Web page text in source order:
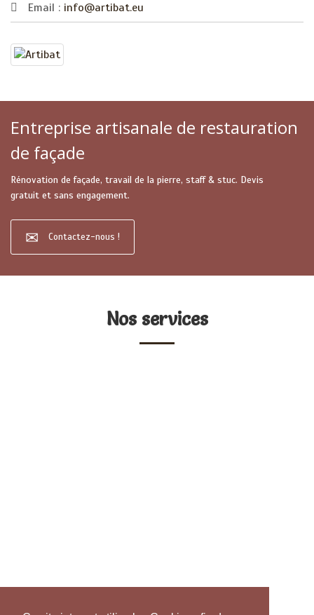
Email : info@artibat.eu
Entreprise artisanale de restauration
de façade
Rénovation de façade, travail de la pierre, staff & stuc. Devis
gratuit et sans engagement.
Contactez-nous !
Nos services